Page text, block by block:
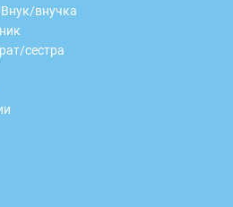
внучка
сестра